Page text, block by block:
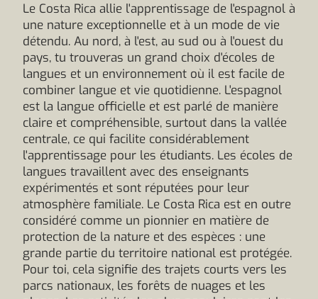
Le Costa Rica allie l'apprentissage de l'espagnol à
une nature exceptionnelle et à un mode de vie
détendu. Au nord, à l'est, au sud ou à l'ouest du
pays, tu trouveras un grand choix d'écoles de
langues et un environnement où il est facile de
combiner langue et vie quotidienne. L'espagnol
est la langue officielle et est parlé de manière
claire et compréhensible, surtout dans la vallée
centrale, ce qui facilite considérablement
l'apprentissage pour les étudiants. Les écoles de
langues travaillent avec des enseignants
expérimentés et sont réputées pour leur
atmosphère familiale. Le Costa Rica est en outre
considéré comme un pionnier en matière de
protection de la nature et des espèces : une
grande partie du territoire national est protégée.
Pour toi, cela signifie des trajets courts vers les
parcs nationaux, les forêts de nuages et les